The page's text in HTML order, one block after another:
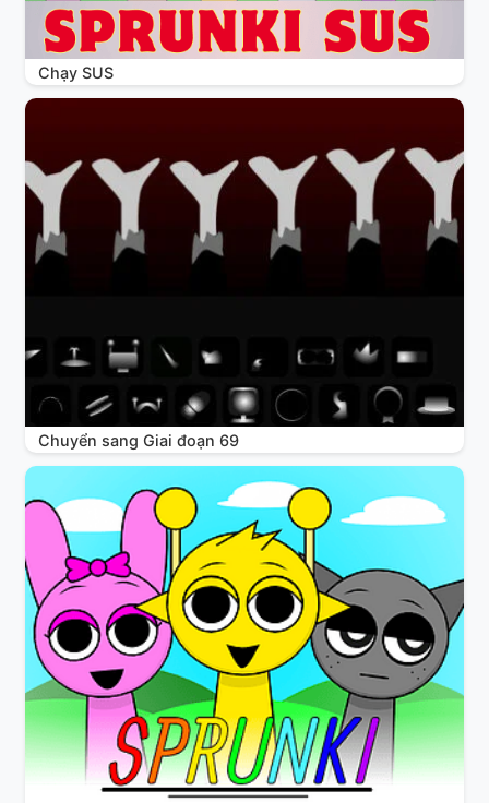
Chạy SUS
Chuyển sang Giai đoạn 69